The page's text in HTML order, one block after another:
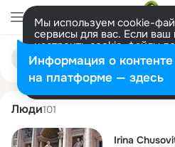
Мы используем cookie-
сервисы для вас. Если ваш
настроить cookie-файлы
представитель. Больше
Разрешить все
Поиск
людям
irina chusovitina
Люди101
Irina
Информация о контенте
на платформе — здесь